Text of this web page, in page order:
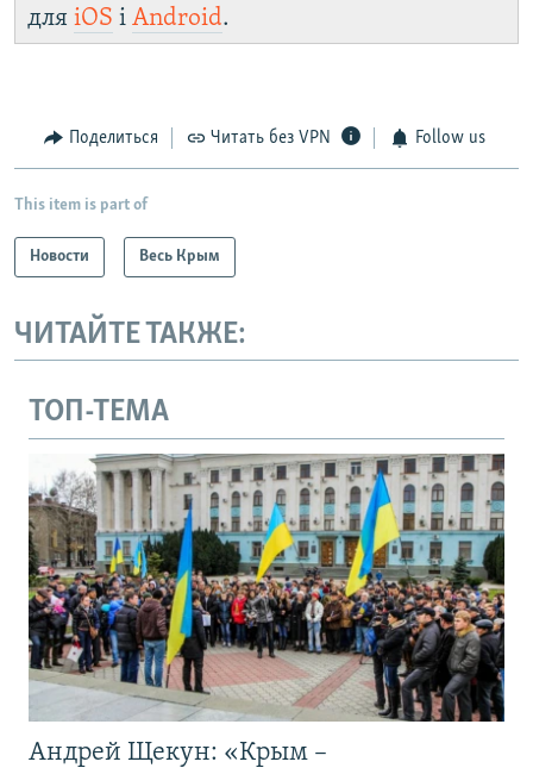
для iOS і Android.
Поделиться Читать без VPN Follow us
This item is part of
Новости Весь Крым
ЧИТАЙТЕ ТАКЖЕ:
ТОП-ТЕМА
Андрей Щекун: «Крым –